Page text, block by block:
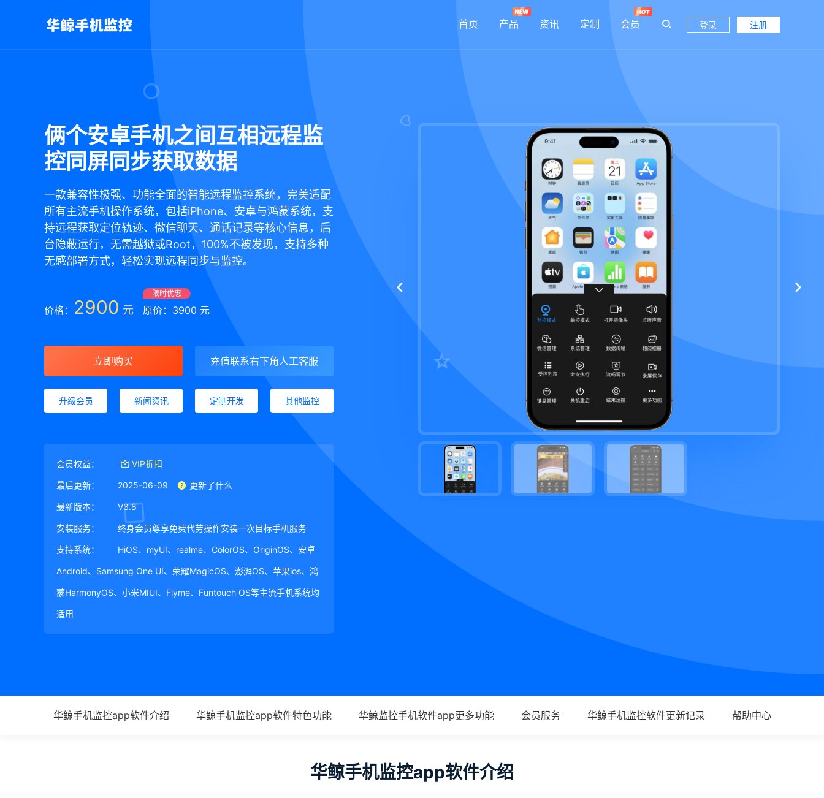
首页 产品 资讯 定制 会员 登录 注册
俩个安卓手机之间互相远程监
控同屏同步获取数据
一款兼容性极强、功能全面的智能远程监控系统，完美适配
所有主流手机操作系统，包括iPhone、安卓与鸿蒙系统，支
持远程获取定位轨迹、微信聊天、通话记录等核心信息，后
台隐蔽运行，无需越狱或Root，100%不被发现，支持多种
无感部署方式，轻松实现远程同步与监控。
价格： 2900 元
限时优惠
原价：3900 元
立即购买 充值联系右下角人工客服
升级会员 新闻资讯 定制开发 其他监控
会员权益： VIP折扣
最后更新： 2025-06-09 更新了什么
最新版本： V3.8
安装服务： 终身会员尊享免费代劳操作安装一次目标手机服务
支持系统： HiOS、myUI、realme、ColorOS、OriginOS、安卓
Android、Samsung One UI、荣耀MagicOS、澎湃OS、苹果ios、鸿
蒙HarmonyOS、小米MIUI、Flyme、Funtouch OS等主流手机系统均
适用
华鲸手机监控app软件介绍 华鲸手机监控app软件特色功能 华鲸监控手机软件app更多功能 会员服务 华鲸手机监控软件更新记录 帮助中心
华鲸手机监控app软件介绍